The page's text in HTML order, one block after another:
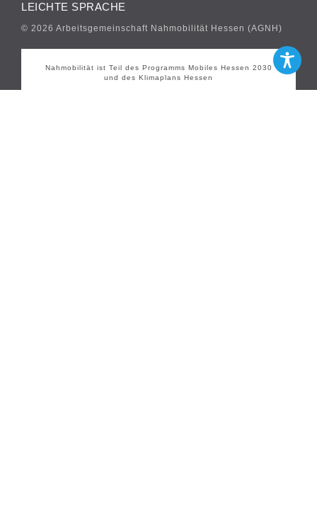
LEICHTE SPRACHE
© 2026 Arbeitsgemeinschaft Nahmobilität Hessen (AGNH)
Nahmobilität ist Teil des Programms Mobiles Hessen 2030
und des Klimaplans Hessen